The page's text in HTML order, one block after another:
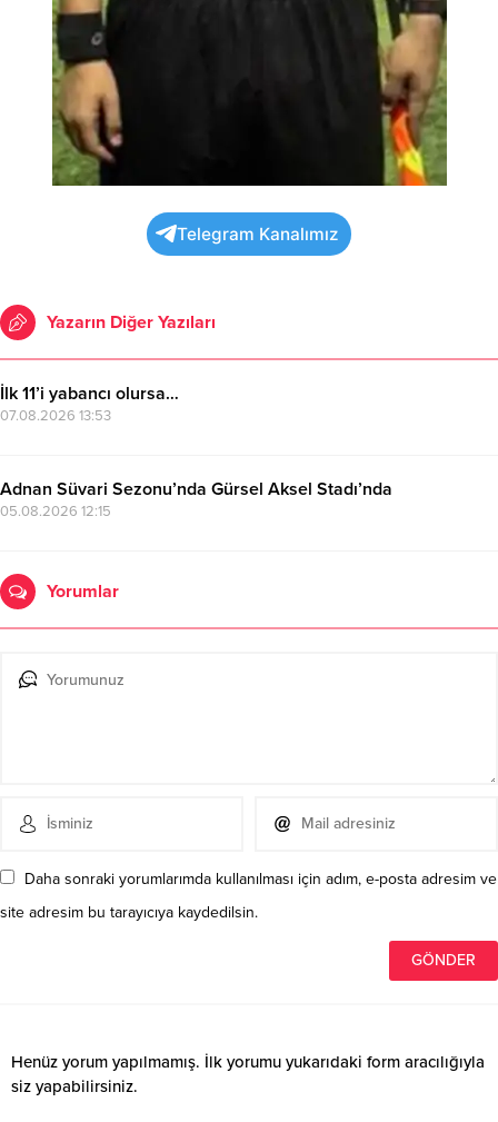
Telegram Kanalımız
Yazarın Diğer Yazıları
İlk 11’i yabancı olursa…
07.08.2026 13:53
Adnan Süvari Sezonu’nda Gürsel Aksel Stadı’nda
05.08.2026 12:15
Yorumlar
Daha sonraki yorumlarımda kullanılması için adım, e-posta adresim ve
site adresim bu tarayıcıya kaydedilsin.
Henüz yorum yapılmamış. İlk yorumu yukarıdaki form aracılığıyla
siz yapabilirsiniz.